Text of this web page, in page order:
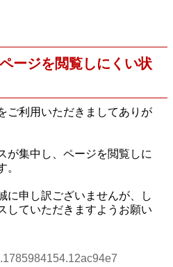
ージを閲覧しにくい状
ご利用いただきましてありが
が集中し、ページを閲覧しに
。
に申し訳ございませんが、し
していただきますようお願い